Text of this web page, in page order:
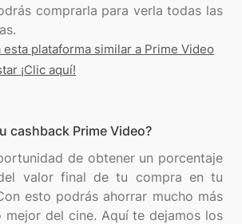
comprarla para verla todas las
esta plataforma similar a Prime Video
¡Clic aquí!
cashback Prime Video?
de obtener un porcentaje
valor final de tu compra en tu
esto podrás ahorrar mucho más
del cine. Aquí te dejamos los